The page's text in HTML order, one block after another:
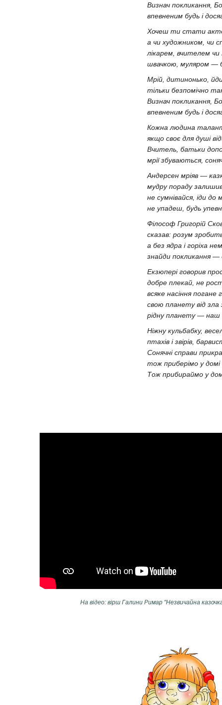
Визнач покликання,
впевненим будь і
Хочеш ти стати
а чи художником, чи
лікарем, вчителем
швачкою, муляром —
Мрій, дитинонько,
тільки безпомічно
Визнач покликання,
впевненим будь і
Кожна людина
якщо своє для душі
Вчитель, батьки
мрії збуваються,
Андерсен мріяв —
мудру пораду
не сумнівайся, іди до
не упадеш, будь
Філософ Григорій
сказав: розум
а без ядра і горіха
знайди покликання
Екзюпері говорив
добре плекай, не
всяке насіння погане
свою планету від зла
рідну планету —
Ніжну кульбабку,
птахів і звірів,
Сонячні справи
тож приберімо у домі
Тож прибираймо у
На відео: вірш Галини Римар "Незвичайна